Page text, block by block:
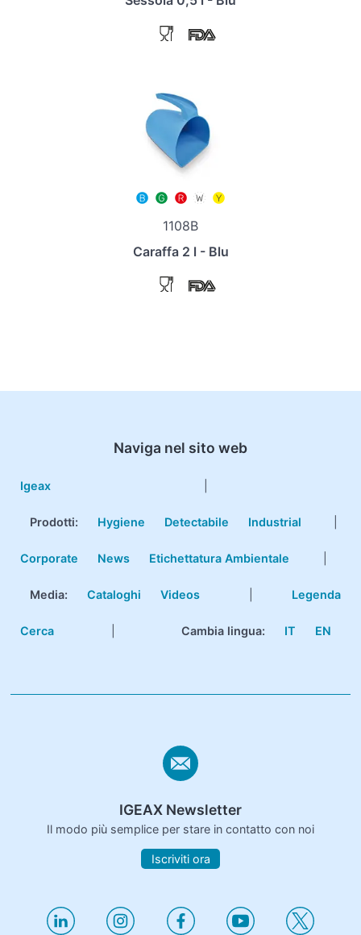
1108B
Caraffa 2 l - Blu
Naviga nel sito web
Igeax
Prodotti: Hygiene Detectabile Industrial
Corporate News Etichettatura Ambientale
Media: Cataloghi Videos Legenda
Cerca Cambia lingua: IT EN
IGEAX Newsletter
Il modo più semplice per stare in contatto con noi
Iscriviti ora